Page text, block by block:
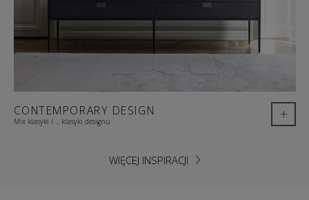
CONTEMPORARY DESIGN
Mix klasyki i ... klasyki designu +
WIĘCEJ INSPIRACJI